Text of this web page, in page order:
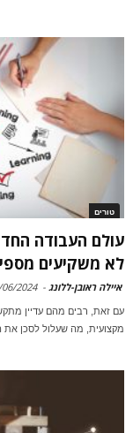
טורים
עולם העבודה
לא משקיעים
איילה ראובן-ללונג -
06/2024
עם זאת, רבים מהם עדיין
מקצועית, מה שעלול לסכן את